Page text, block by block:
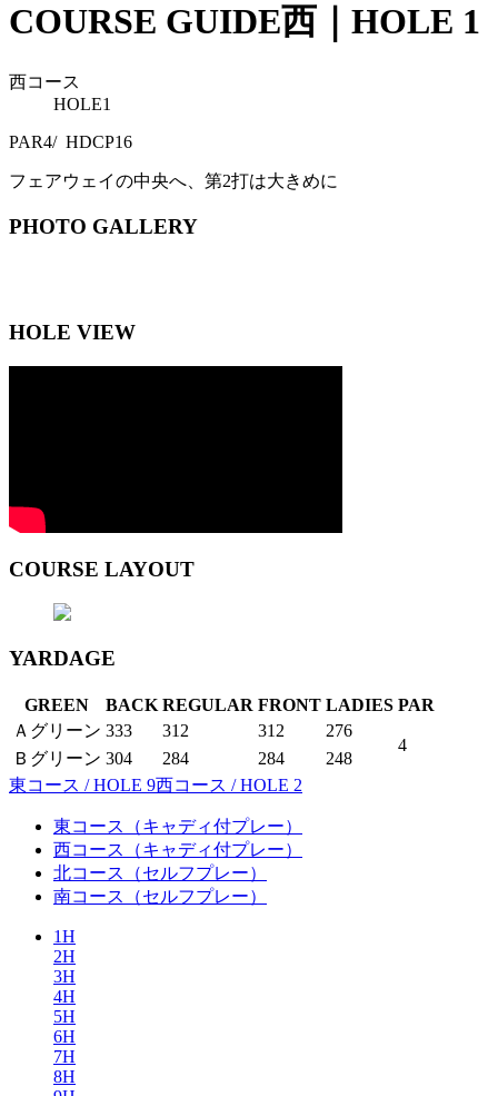
COURSE GUIDE西｜HOLE 1
西コース
HOLE1
PAR4/ HDCP16
フェアウェイの中央へ、第2打は大きめに
PHOTO GALLERY
HOLE VIEW
COURSE LAYOUT
YARDAGE
GREEN BACK REGULAR FRONT LADIES PAR
Ａグリーン 333 312 312 276
4
Ｂグリーン 304 284 284
248
東コース / HOLE 9西コース / HOLE 2
東コース
（キャディ付プレー）
西コース
（キャディ付プレー）
北コース
（セルフプレー）
南コース
（セルフプレー）
1H
2H
3H
4H
5H
6H
7H
8H